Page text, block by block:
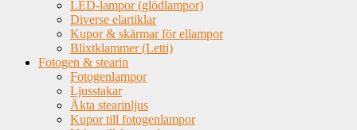
LED-lampor (glödlampor)
Diverse elartiklar
Kupor & skärmar för ellampor
Blixtklammer (Letti)
Fotogen & stearin
Fotogenlampor
Ljusstakar
Äkta stearinljus
Kupor till fotogenlampor